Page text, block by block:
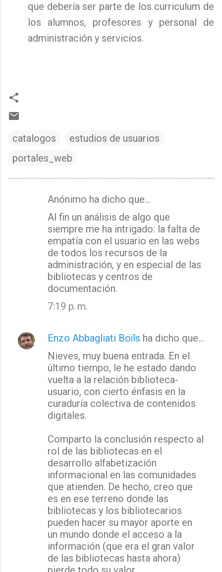
que debería ser parte de los curriculum de
los alumnos, profesores y personal de
administración y servicios.
catalogos
estudios de usuarios
portales_web
s
Anónimo ha dicho que…
Al fin un análisis de algo que
siempre me ha intrigado: la falta de
empatía con el usuario en las webs
de todos los recursos de la
administración, y en especial de las
bibliotecas y centros de
documentación.
7:19 p. m.
Enzo Abbagliati Boïls ha dicho que…
Nieves, muy buena entrada. En el
último tiempo, le he estado dando
vuelta a la relación biblioteca-
usuario, con cierto énfasis en la
curaduría colectiva de contenidos
digitales.
Comparto la conclusión respecto al
rol de las bibliotecas en el
desarrollo alfabetización
informacional en las comunidades
que atienden. De hecho, creo que
es en ese terreno donde las
bibliotecas y los bibliotecarios
pueden hacer su mayor aporte en
un mundo donde el acceso a la
información (que era el gran valor
de las bibliotecas hasta ahora)